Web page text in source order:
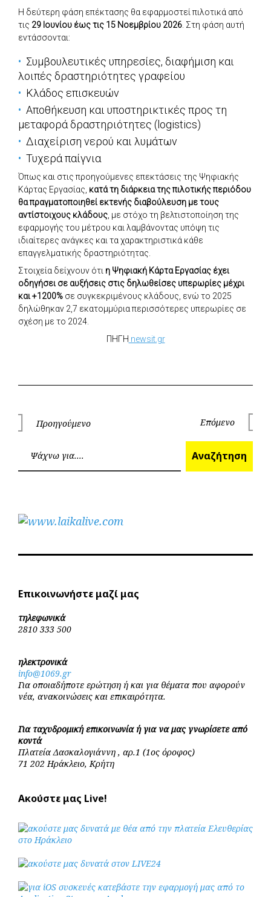
Η δεύτερη φάση επέκτασης θα εφαρμοστεί πιλοτικά από
τις 29 Ιουνίου έως τις 15 Νοεμβρίου 2026 . Στη φάση αυτή
εντάσσονται:
Συμβουλευτικές υπηρεσίες, διαφήμιση και
λοιπές δραστηριότητες γραφείου
Κλάδος επισκευών
Αποθήκευση και υποστηρικτικές προς τη
μεταφορά δραστηριότητες (logistics)
Διαχείριση νερού και λυμάτων
Τυχερά παίγνια
Όπως και στις προηγούμενες επεκτάσεις της Ψηφιακής
Κάρτας Εργασίας, κατά τη διάρκεια της πιλοτικής περιόδου
θα πραγματοποιηθεί εκτενής διαβούλευση με τους
αντίστοιχους κλάδους , με στόχο τη βελτιστοποίηση της
εφαρμογής του μέτρου και λαμβάνοντας υπόψη τις
ιδιαίτερες ανάγκες και τα χαρακτηριστικά κάθε
επαγγελματικής δραστηριότητας.
Στοιχεία δείχνουν ότι η Ψηφιακή Κάρτα Εργασίας έχει
οδηγήσει σε αυξήσεις στις δηλωθείσες υπερωρίες μέχρι
και +1200% σε συγκεκριμένους κλάδους, ενώ το 2025
δηλώθηκαν 2,7 εκατομμύρια περισσότερες υπερωρίες σε
σχέση με το 2024.
ΠΗΓΗ newsit.gr
Πλοήγηση
άρθρων
Προηγούμενο Επόμενο
Αναζήτηση
Επικοινωνήστε μαζί μας
τηλεφωνικά
2810 333 500
ηλεκτρονικά
info@1069.gr
Για οποιαδήποτε ερώτηση ή και για θέματα που αφορούν
νέα, ανακοινώσεις και επικαιρότητα.
Για ταχυδρομική επικοινωνία ή για να μας γνωρίσετε από
κοντά
Πλατεία Δασκαλογιάννη , αρ.1 (1ος όροφος)
71 202 Ηράκλειο, Κρήτη
Ακούστε μας Live!